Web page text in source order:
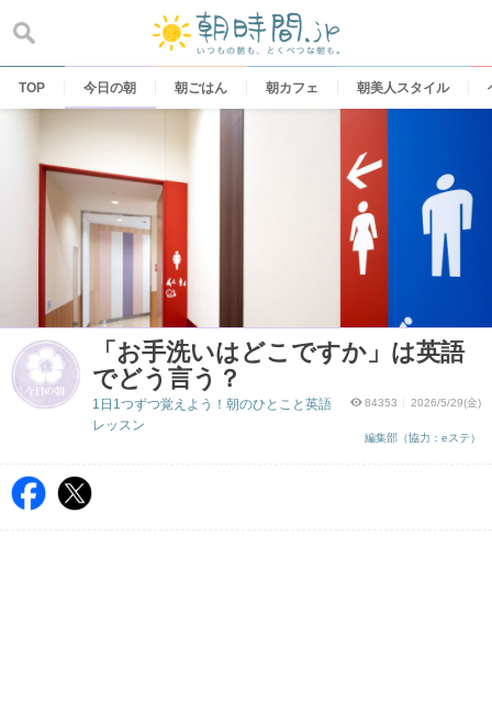
content
TOP 今日の朝 朝ごはん 朝カフェ 朝美人スタイル
「お手洗いはどこですか」は英語
でどう言う？
84353 2026/5/29(金)
編集部（協力：eステ）
1日1つずつ覚えよう！朝のひとこと英語
レッスン